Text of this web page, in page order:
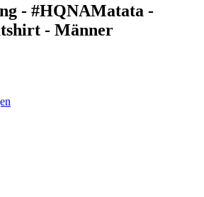
- #HQNAMatata -
- Männer